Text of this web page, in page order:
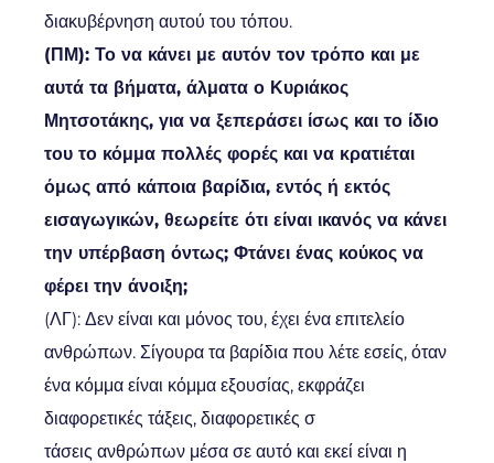
διακυβέρνηση αυτού του τόπου.
(ΠΜ): Το να κάνει με αυτόν τον τρόπο και με
αυτά τα βήματα, άλματα ο Κυριάκος
Μητσοτάκης, για να ξεπεράσει ίσως και το ίδιο
του το κόμμα πολλές φορές και να κρατιέται
όμως από κάποια βαρίδια, εντός ή εκτός
εισαγωγικών, θεωρείτε ότι είναι ικανός να κάνει
την υπέρβαση όντως; Φτάνει ένας κούκος να
φέρει την άνοιξη;
(ΛΓ): Δεν είναι και μόνος του, έχει ένα επιτελείο
ανθρώπων. Σίγουρα τα βαρίδια που λέτε εσείς, όταν
ένα κόμμα είναι κόμμα εξουσίας, εκφράζει
διαφορετικές τάξεις, διαφορετικές σ
τάσεις ανθρώπων μέσα σε αυτό και εκεί είναι η